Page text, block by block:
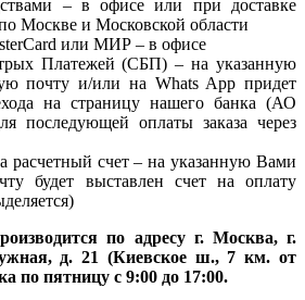
– в офисе или при доставке
Москве и Московской области
или МИР – в офисе
Платежей (СБП) – на указанную
почту и/или на Whats App придет
на страницу нашего банка (АО
последующей оплаты заказа через
расчетный счет – на указанную Вами
будет выставлен счет на оплату
по адресу г. Москва, г.
д. 21 (Киевское ш., 7 км. от
по пятницу с 9:00 до 17:00.